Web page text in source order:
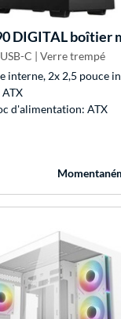
DIGITAL boîtier
C | Verre trempé
interne, 2x 2,5 pouce
d'alimentation: ATX